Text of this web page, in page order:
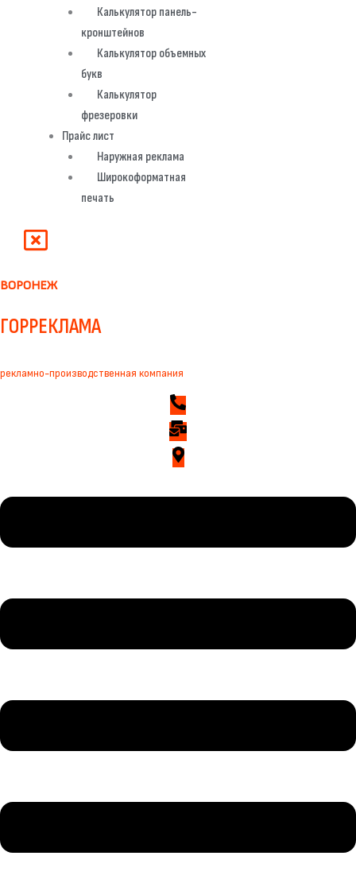
Калькулятор панель-
кронштейнов
Калькулятор объемных
букв
Калькулятор
фрезеровки
Прайс лист
Наружная реклама
Широкоформатная
печать
ВОРОНЕЖ
ГОРРЕКЛАМА
рекламно-производственная компания